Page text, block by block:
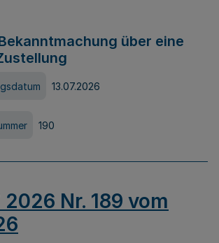
über eine
13.07.2026
190
2026 Nr. 189 vom